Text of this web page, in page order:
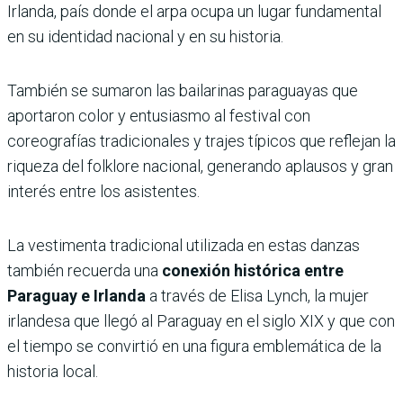
Irlanda, país donde el arpa ocupa un lugar fundamental
en su identidad nacional y en su historia.
También se sumaron las bailarinas paraguayas que
aportaron color y entusiasmo al festival con
coreografías tradicionales y trajes típicos que reflejan la
riqueza del folklore nacional, generando aplausos y gran
interés entre los asistentes.
La vestimenta tradicional utilizada en estas danzas
también recuerda una conexión histórica entre
Paraguay e Irlanda a través de Elisa Lynch, la mujer
irlandesa que llegó al Paraguay en el siglo XIX y que con
el tiempo se convirtió en una figura emblemática de la
historia local.